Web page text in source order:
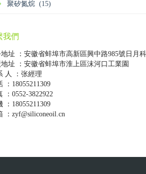
聚矽氮烷 (15)
我們
址 ：安徽省蚌埠市高新區興中路985號日月
址 ：安徽省蚌埠市淮上區沫河口工業園
人 ：张經理
：18055211309
：0552-3822922
：18055211309
：zyf@siliconeoil.cn